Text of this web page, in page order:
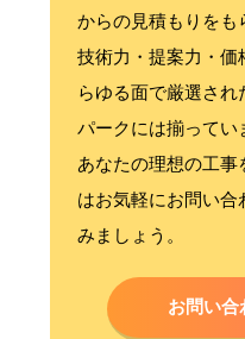
からの見積もりをも
技術力・提案力・価
らゆる面で厳選さ
パークには揃ってい
あなたの理想の工
はお気軽にお問い合
みましょう。
お問い合